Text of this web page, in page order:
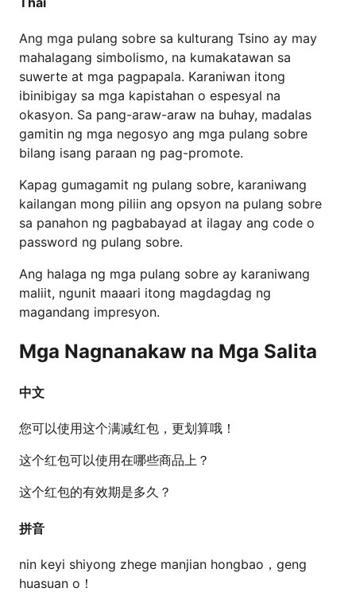
Ang mga pulang sobre sa kulturang Tsino ay may
mahalagang simbolismo, na kumakatawan sa
suwerte at mga pagpapala. Karaniwan itong
ibinibigay sa mga kapistahan o espesyal na
okasyon. Sa pang-araw-araw na buhay, madalas
gamitin ng mga negosyo ang mga pulang sobre
bilang isang paraan ng pag-promote.
Kapag gumagamit ng pulang sobre, karaniwang
kailangan mong piliin ang opsyon na pulang sobre
sa panahon ng pagbabayad at ilagay ang code o
password ng pulang sobre.
Ang halaga ng mga pulang sobre ay karaniwang
maliit, ngunit maaari itong magdagdag ng
magandang impresyon.
Mga Nagnanakaw na Mga Salita
中文
您可以使用这个满减红包，更划算哦！
这个红包可以使用在哪些商品上？
这个红包的有效期是多久？
拼音
nin keyi shiyong zhege manjian hongbao，geng
huasuan o！